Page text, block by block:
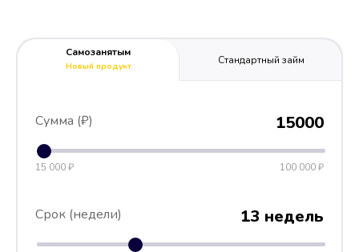
Самозанятым
Новый продукт
Стандартный займ
Сумма (₽) 15000
15 000 ₽ 100 000 ₽
Срок (недели) 13 недель